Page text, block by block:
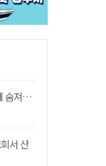
숨져…
서 산